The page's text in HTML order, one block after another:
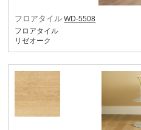
フロアタイル WD-5508
フロアタイル
リゼオーク